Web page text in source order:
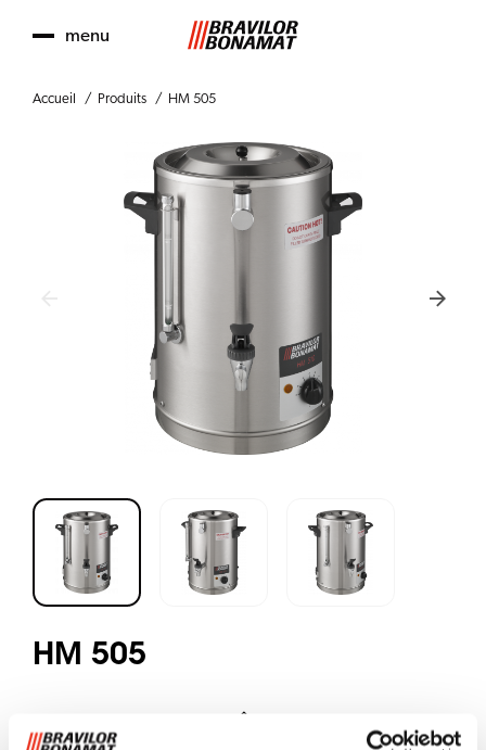
menu
Accueil Produits HM 505
HM 505